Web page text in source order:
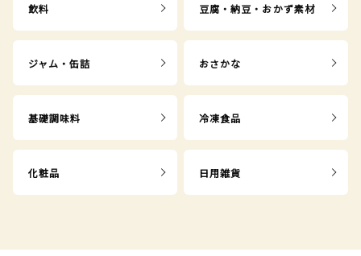
飲料 豆腐・納豆・おかず素材
ジャム・缶詰 おさかな
基礎調味料 冷凍食品
化粧品 日用雑貨